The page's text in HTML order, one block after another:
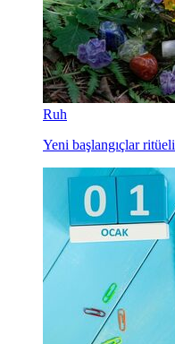
Ruh
Yeni başlangıçlar ritüeli